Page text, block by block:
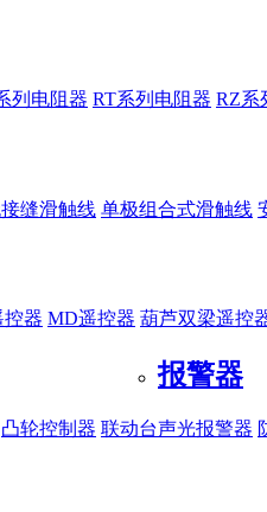
列电阻器 RT系列电阻器 RZ系
缝滑触线 单极组合式滑触线
控器 MD遥控器 葫芦双梁遥控
凸轮控制器 联动台
报警器
声光报警器